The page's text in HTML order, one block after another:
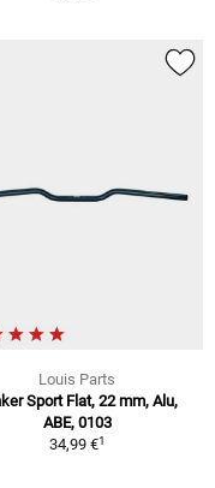
Louis Parts
Sport Flat, 22 mm, Alu,
ABE, 0103
34,99 €1